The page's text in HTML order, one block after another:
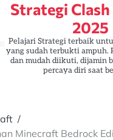
Strategi
2025
Pelajari Strategi terbaik
yang sudah terbukti ampuh.
dan mudah diikuti, dijamin
percaya diri saat
Minecraft Bedrock